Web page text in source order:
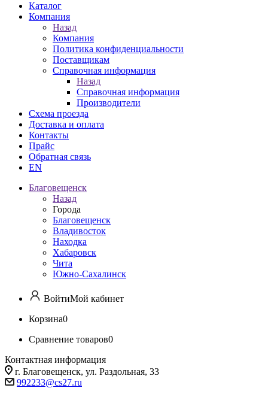
Каталог
Компания
Назад
Компания
Политика конфиденциальности
Поставщикам
Справочная информация
Назад
Справочная информация
Производители
Схема проезда
Доставка и оплата
Контакты
Прайс
Обратная связь
EN
Благовещенск
Назад
Города
Благовещенск
Владивосток
Находка
Хабаровск
Чита
Южно-Сахалинск
ВойтиМой кабинет
Корзина0
Сравнение товаров0
Контактная информация
г. Благовещенск, ул. Раздольная, 33
992233@cs27.ru